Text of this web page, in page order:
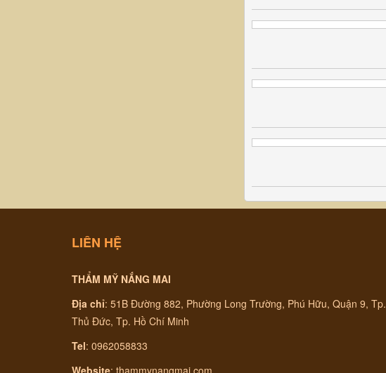
LIÊN HỆ
THẨM MỸ NẮNG MAI
Địa chỉ: 51B Đường 882, Phường Long Trường, Phú Hữu, Quận 9, Tp.
Thủ Đức, Tp. Hồ Chí Minh
Tel: 0962058833
Website: thammynangmai.com